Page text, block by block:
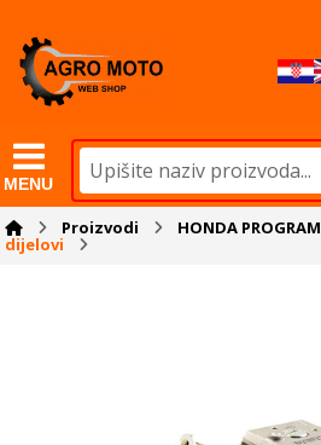
MENU
Proizvodi HONDA PROGRAM
dijelovi